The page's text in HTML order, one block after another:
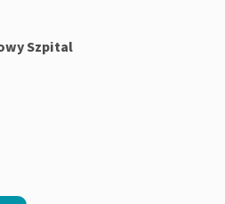
Szpital